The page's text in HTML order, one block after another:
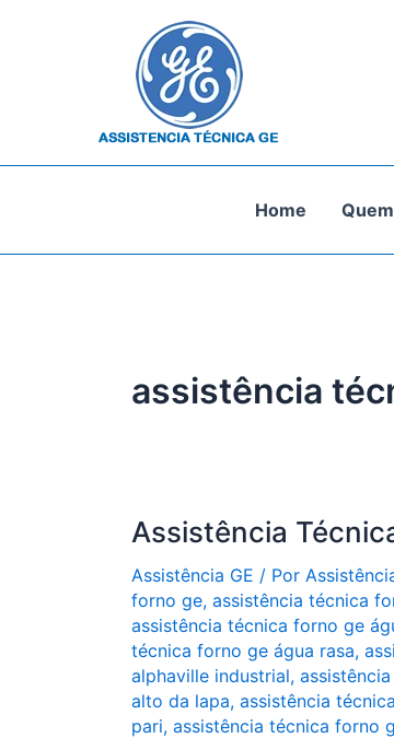
Home
assistência
Assistência
Assistência GE / Por
forno ge, assistência técnica
assistência técnica forno ge
técnica forno ge água rasa,
alphaville industrial,
alto da lapa, assistência
pari, assistência técnica forno